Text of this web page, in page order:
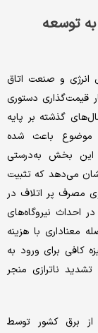
به توسعه
انرژی و صنعت اتاق
قیمت‌گذاری دستوری
گذشته بر پایه
موضوع باعث شده
این بخش به‌درستی
می‌دهد که تثبیت
مصرف پر اتلاف در
احداث نیروگاه‌های
معناداری با هزینه
کافی برای ورود به
ناترازی منجر
برق کشور توسط